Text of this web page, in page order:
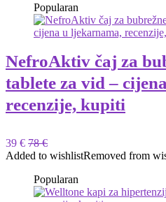
Popularan
NefroAktiv čaj za
tablete za vid –
recenzije, kupiti
39 € 78 €
Added to wishlistRemoved from
Popularan